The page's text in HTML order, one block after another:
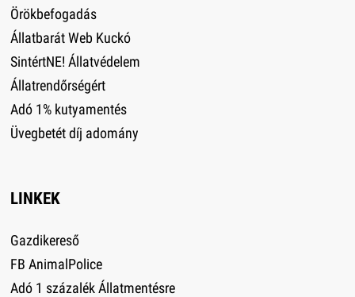
Örökbefogadás
Állatbarát Web Kuckó
SintértNE! Állatvédelem
Állatrendőrségért
Adó 1% kutyamentés
Üvegbetét díj adomány
LINKEK
Gazdikereső
FB AnimalPolice
Adó 1 százalék Állatmentésre